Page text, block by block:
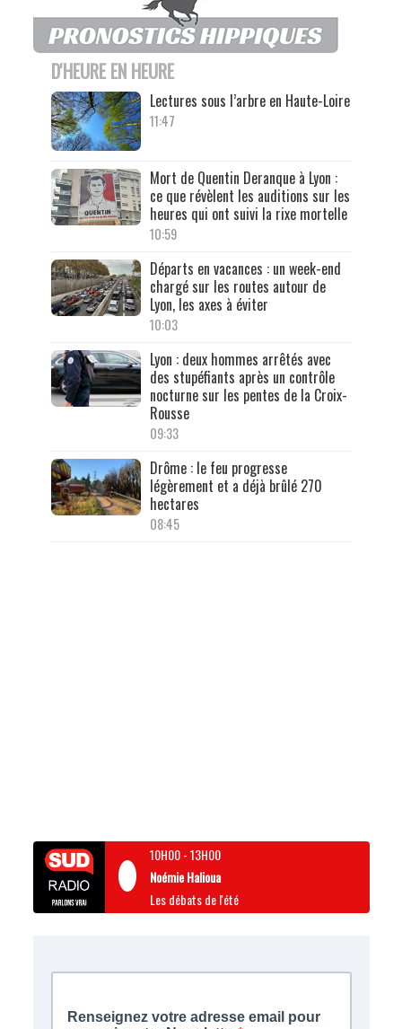
D'HEURE EN HEURE
Lectures sous l’arbre en Haute-Loire
11:47
Mort de Quentin Deranque à Lyon :
ce que révèlent les auditions sur les
heures qui ont suivi la rixe mortelle
10:59
Départs en vacances : un week-end
chargé sur les routes autour de
Lyon, les axes à éviter
10:03
Lyon : deux hommes arrêtés avec
des stupéfiants après un contrôle
nocturne sur les pentes de la Croix-
Rousse
09:33
Drôme : le feu progresse
légèrement et a déjà brûlé 270
hectares
08:45
10H00-13H00
Noémie Halioua
Les débats de l'été